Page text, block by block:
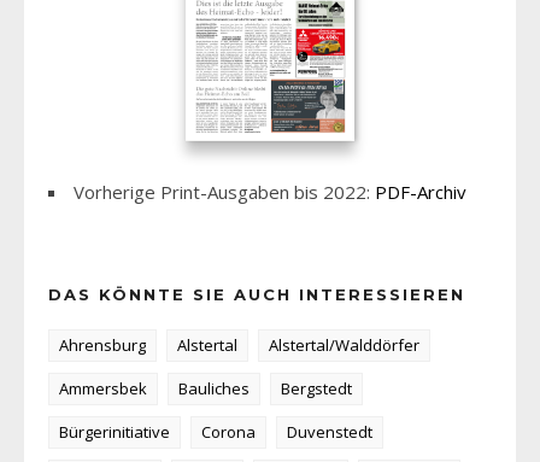
Vorherige Print-Ausgaben bis 2022: PDF-Archiv
DAS KÖNNTE SIE AUCH INTERESSIEREN
Ahrensburg Alstertal
Alstertal/Walddörfer
Ammersbek
Bauliches
Bergstedt
Bürgerinitiative
Corona
Duvenstedt